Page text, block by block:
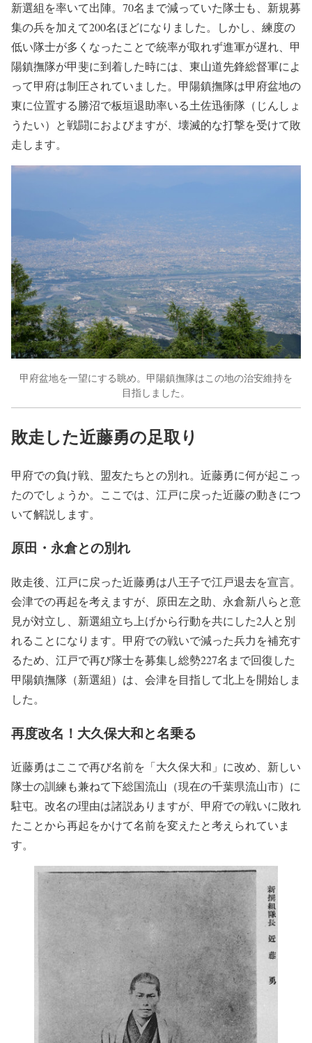
新選組を率いて出陣。70名まで減っていた隊士も、新規募
集の兵を加えて200名ほどになりました。しかし、練度の
低い隊士が多くなったことで統率が取れず進軍が遅れ、甲
陽鎮撫隊が甲斐に到着した時には、東山道先鋒総督軍によ
って甲府は制圧されていました。甲陽鎮撫隊は甲府盆地の
東に位置する勝沼で板垣退助率いる土佐迅衝隊（じんしょ
うたい）と戦闘におよびますが、壊滅的な打撃を受けて敗
走します。
甲府盆地を一望にする眺め。甲陽鎮撫隊はこの地の治安維持を
目指しました。
敗走した近藤勇の足取り
甲府での負け戦、盟友たちとの別れ。近藤勇に何が起こっ
たのでしょうか。ここでは、江戸に戻った近藤の動きにつ
いて解説します。
原田・永倉との別れ
敗走後、江戸に戻った近藤勇は八王子で江戸退去を宣言。
会津での再起を考えますが、原田左之助、永倉新八らと意
見が対立し、新選組立ち上げから行動を共にした2人と別
れることになります。甲府での戦いで減った兵力を補充す
るため、江戸で再び隊士を募集し総勢227名まで回復した
甲陽鎮撫隊（新選組）は、会津を目指して北上を開始しま
した。
再度改名！大久保大和と名乗る
近藤勇はここで再び名前を「大久保大和」に改め、新しい
隊士の訓練も兼ねて下総国流山（現在の千葉県流山市）に
駐屯。改名の理由は諸説ありますが、甲府での戦いに敗れ
たことから再起をかけて名前を変えたと考えられていま
す。